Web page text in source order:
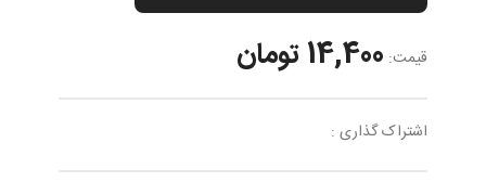
قیمت: 14,400 تومان
اشتراک گذاری :